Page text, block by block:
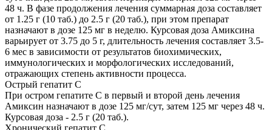
48 ч. В фазе продолжения лечения суммарная доза составляет
от 1.25 г (10 таб.) до 2.5 г (20 таб.), при этом препарат
назначают в дозе 125 мг в неделю. Курсовая доза Амиксина
варьирует от 3.75 до 5 г, длительность лечения составляет 3.5-
6 мес в зависимости от результатов биохимических,
иммунологических и морфологических исследований,
отражающих степень активности процесса.
Острый гепатит С
При остром гепатите С в первый и второй день лечения
Амиксин назначают в дозе 125 мг/сут, затем 125 мг через 48 ч.
Курсовая доза - 2.5 г (20 таб.).
Хронический гепатит С